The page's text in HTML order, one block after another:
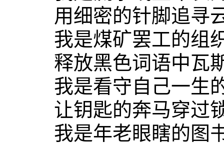
用细密的针脚追寻
我是煤矿罢工的组
释放黑色词语中瓦
我是看守自己一生
让钥匙的奔马穿过
我是年老眼瞎的图